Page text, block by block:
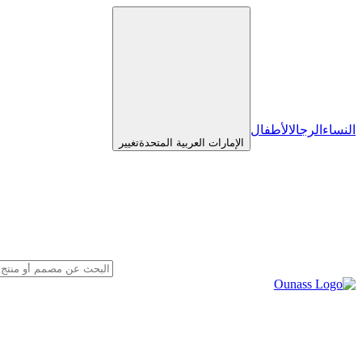
النساء الرجالالأطفال
الإمارات العربية المتحدةتغيير